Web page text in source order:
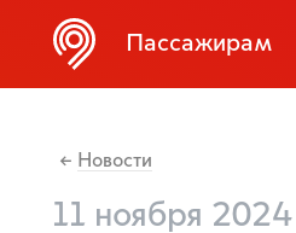
Пассажирам
← Новости
11 ноября 2024